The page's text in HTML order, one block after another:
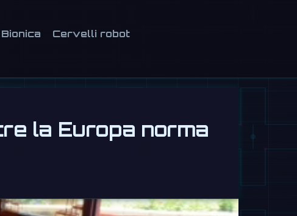
Bionica Cervelli robot
la Europa norma